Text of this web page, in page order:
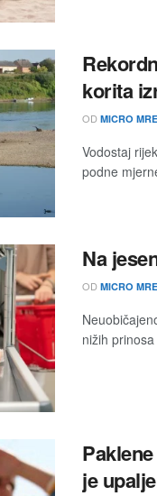
korita
OD MICRO
Vodostaj
podne
Na
OD MICRO
nižih
je